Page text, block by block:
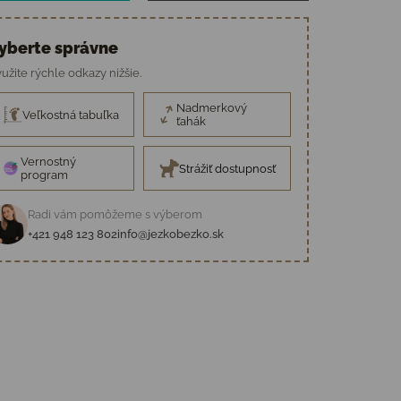
správne
rýchle odkazy nižšie.
Veľkostná tabuľka
Nadmerkový
ťahák
Vernostný
program
Strážiť dostupnosť
Radi vám pomôžeme s výberom
+421 948 123 802info@jezkobezko.sk